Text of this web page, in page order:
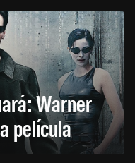
Warner
película